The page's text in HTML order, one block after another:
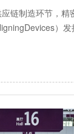
链制造环节，
）发